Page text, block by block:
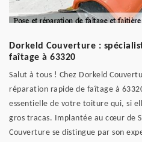
Dorkeld Couverture :
faîtage à 63320
Salut à tous ! Chez Dorkeld
réparation rapide de faîtage à
essentielle de votre toiture qui, si
gros tracas. Implantée au cœur de
Couverture se distingue par son